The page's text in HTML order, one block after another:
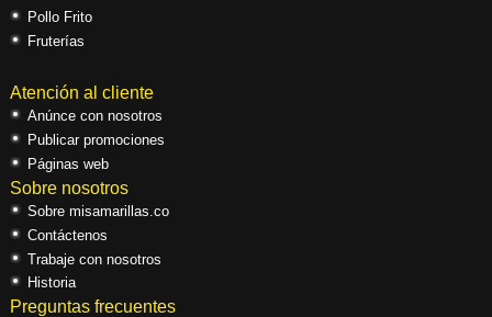
Pollo Frito
Fruterías
Atención al cliente
Anúnce con nosotros
Publicar promociones
Páginas web
Sobre nosotros
Sobre misamarillas.co
Contáctenos
Trabaje con nosotros
Historia
Preguntas frecuentes